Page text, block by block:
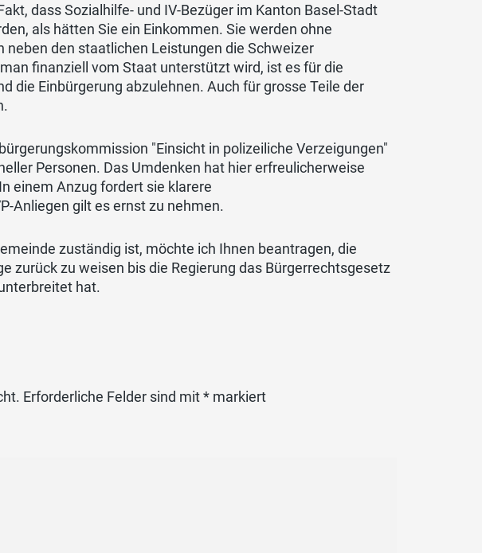
dass Sozialhilfe- und IV-Bezüger im Kanton Basel-Stadt
als hätten Sie ein Einkommen. Sie werden ohne
den staatlichen Leistungen die Schweizer
finanziell vom Staat unterstützt wird, ist es für die
die Einbürgerung abzulehnen. Auch für grosse Teile der
"Einsicht in polizeiliche Verzeigungen"
Personen. Das Umdenken hat hier erfreulicherweise
einem Anzug fordert sie klarere
Anliegen gilt es ernst zu nehmen.
zuständig ist, möchte ich Ihnen beantragen, die
zurück zu weisen bis die Regierung das Bürgerrechtsgesetz
hat.
Erforderliche Felder sind mit* markiert